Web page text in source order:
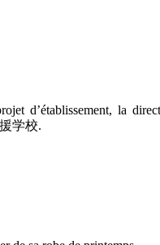
d’établissement, la
学校.